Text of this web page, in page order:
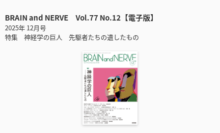
BRAIN and NERVE Vol.77 No.12【電子版】
2025年 12月号
特集 神経学の巨人 先駆者たちの遺したもの